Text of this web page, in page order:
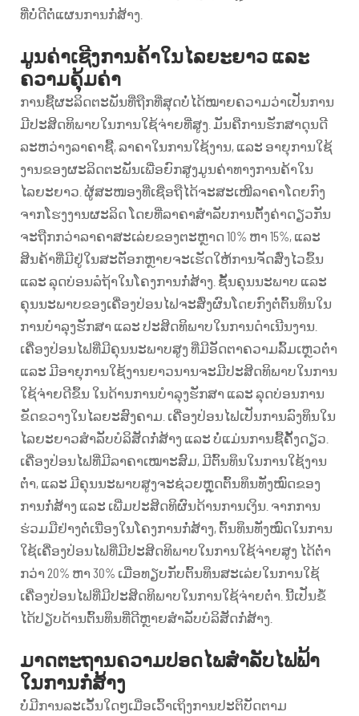
ທີ່ບໍ່ດີຕໍ່ແຜນການກໍ່ສ້າງ.
ມູນຄ່າເຊີງການຄ້າໃນໄລຍະຍາວ ແລະ
ຄວາມຄຸ້ມຄ່າ
ການຊື້ຜະລິດຕະພັນທີ່ຖືກທີ່ສຸດບໍ່ໄດ້ໝາຍຄວາມວ່າເປັນການ
ມີປະສິດທິພາບໃນການໃຊ້ຈ່າຍທີ່ສູງ. ມັນຄືການຮັກສາດຸນດີ
ລະຫວ່າງລາຄາຊື້, ລາຄາໃນການໃຊ້ງານ, ແລະ ອາຍຸການໃຊ້
ງານຂອງຜະລິດຕະພັນເພື່ອຍົກສູງມູນຄ່າທາງການຄ້າໃນ
ໄລຍະຍາວ. ຜູ້ສະໜອງທີ່ເຊື່ອຖືໄດ້ຈະສະເໜີລາຄາໂດຍກົງ
ຈາກໂຮງງານຜະລິດ ໂດຍທີ່ລາຄາສຳລັບການຕັ້ງຄ່າດຽວກັນ
ຈະຖືກກວ່າລາຄາສະເລ່ຍຂອງຕະຫຼາດ 10% ຫາ 15%, ແລະ
ສິນຄ້າທີ່ມີຢູ່ໃນສະຕັອກຫຼາຍຈະເຮັດໃຫ້ການຈັດສົ່ງໄວຂຶ້ນ
ແລະ ລຸດບ່ອນລໍຖ້າໃນໂຄງການກໍ່ສ້າງ. ຊັ້ນຄຸນນະພາບ ແລະ
ຄຸນນະພາບຂອງເຄື່ອງປ່ອນໄຟຈະສົ່ງຜົນໂດຍກົງຕໍ່ຕົ້ນທຶນໃນ
ການບໍາລຸງຮັກສາ ແລະ ປະສິດທິພາບໃນການດຳເນີນງານ.
ເຄື່ອງປ່ອນໄຟທີ່ມີຄຸນນະພາບສູງ ທີ່ມີອັດຕາຄວາມລົ້ມເຫຼວຕ່ຳ
ແລະ ມີອາຍຸການໃຊ້ງານຍາວນານຈະມີປະສິດທິພາບໃນການ
ໃຊ້ຈ່າຍດີຂຶ້ນ ໃນດ້ານການບໍາລຸງຮັກສາ ແລະ ລຸດບ່ອນການ
ຂັດຂວາງໃນໄລຍະສົງຄາມ. ເຄື່ອງປ່ອນໄຟເປັນການລົງທຶນໃນ
ໄລຍະຍາວສຳລັບບໍລິສັດກໍ່ສ້າງ ແລະ ບໍ່ແມ່ນການຊື້ຄັ້ງດຽວ.
ເຄື່ອງປ່ອນໄຟທີ່ມີລາຄາເໝາະສົມ, ມີຕົ້ນທຶນໃນການໃຊ້ງານ
ຕ່ຳ, ແລະ ມີຄຸນນະພາບສູງຈະຊ່ວຍຫຼຸດຕົ້ນທຶນທັງໝົດຂອງ
ການກໍ່ສ້າງ ແລະ ເພີ່ມປະສິດທິຜົນດ້ານການເງິນ. ຈາກການ
ຮ່ວມມືຢ່າງຕໍ່ເນື່ອງໃນໂຄງການກໍ່ສ້າງ, ຕົ້ນທຶນທັງໝົດໃນການ
ໃຊ້ເຄື່ອງປ່ອນໄຟທີ່ມີປະສິດທິພາບໃນການໃຊ້ຈ່າຍສູງ ໄດ້ຕ່ຳ
ກວ່າ 20% ຫາ 30% ເມື່ອທຽບກັບຕົ້ນທຶນສະເລ່ຍໃນການໃຊ້
ເຄື່ອງປ່ອນໄຟທີ່ມີປະສິດທິພາບໃນການໃຊ້ຈ່າຍຕ່ຳ. ນີ້ເປັນຂໍ້
ໄດ້ປຽບດ້ານຕົ້ນທຶນທີ່ດີຫຼາຍສຳລັບບໍລິສັດກໍ່ສ້າງ.
ມາດຕະຖານຄວາມປອດໄພສຳລັບໄຟຟ້າ
ໃນການກໍ່ສ້າງ
ບໍ່ມີການລະເວັ້ນໃດໆເມື່ອເວົ້າເຖິງການປະຕິບັດຕາມ